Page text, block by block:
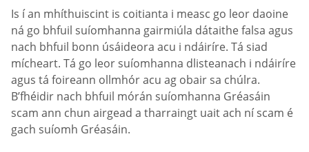
Is í an mhíthuiscint is coitianta i measc go leor daoine
ná go bhfuil suíomhanna gairmiúla dátaithe falsa agus
nach bhfuil bonn úsáideora acu i ndáiríre. Tá siad
mícheart. Tá go leor suíomhanna dlisteanach i ndáiríre
agus tá foireann ollmhór acu ag obair sa chúlra.
B’fhéidir nach bhfuil mórán suíomhanna Gréasáin
scam ann chun airgead a tharraingt uait ach ní scam é
gach suíomh Gréasáin.